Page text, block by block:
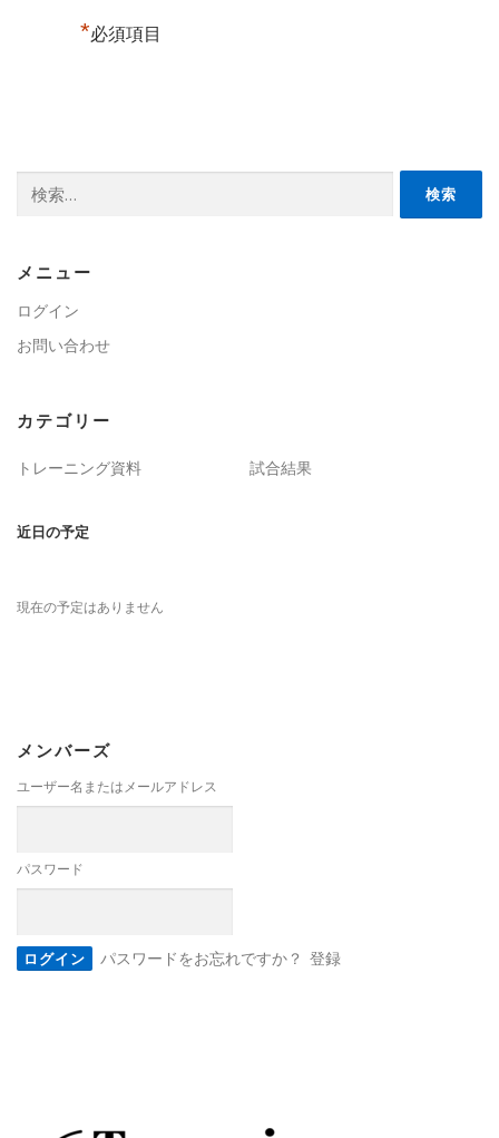
*必須項目
索:
メニュー
ログイン
お問い合わせ
カテゴリー
トレーニング資料 試合結果
近日の予定
現在の予定はありません
メンバーズ
ユーザー名またはメールアドレス
パスワード
パスワードをお忘れですか？ 登録